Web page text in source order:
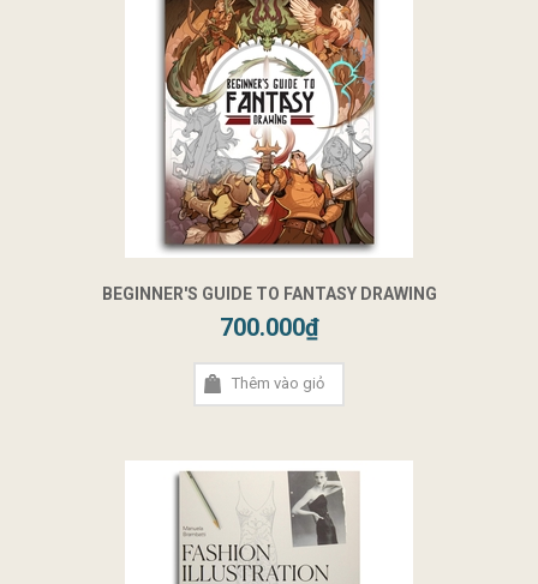
BEGINNER'S GUIDE TO FANTASY DRAWING
700.000₫
Thêm vào giỏ